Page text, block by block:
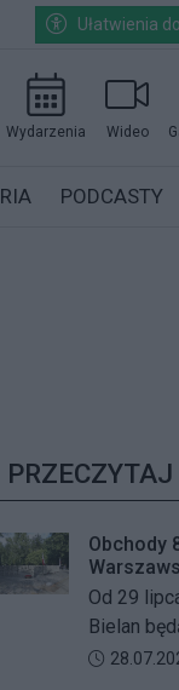
Ułatwienia
Wydarzenia Wideo
PODCASTY
PRZECZYTAJ
Obchody
Bielanach
Od 29
Bielan
szeregu
Data